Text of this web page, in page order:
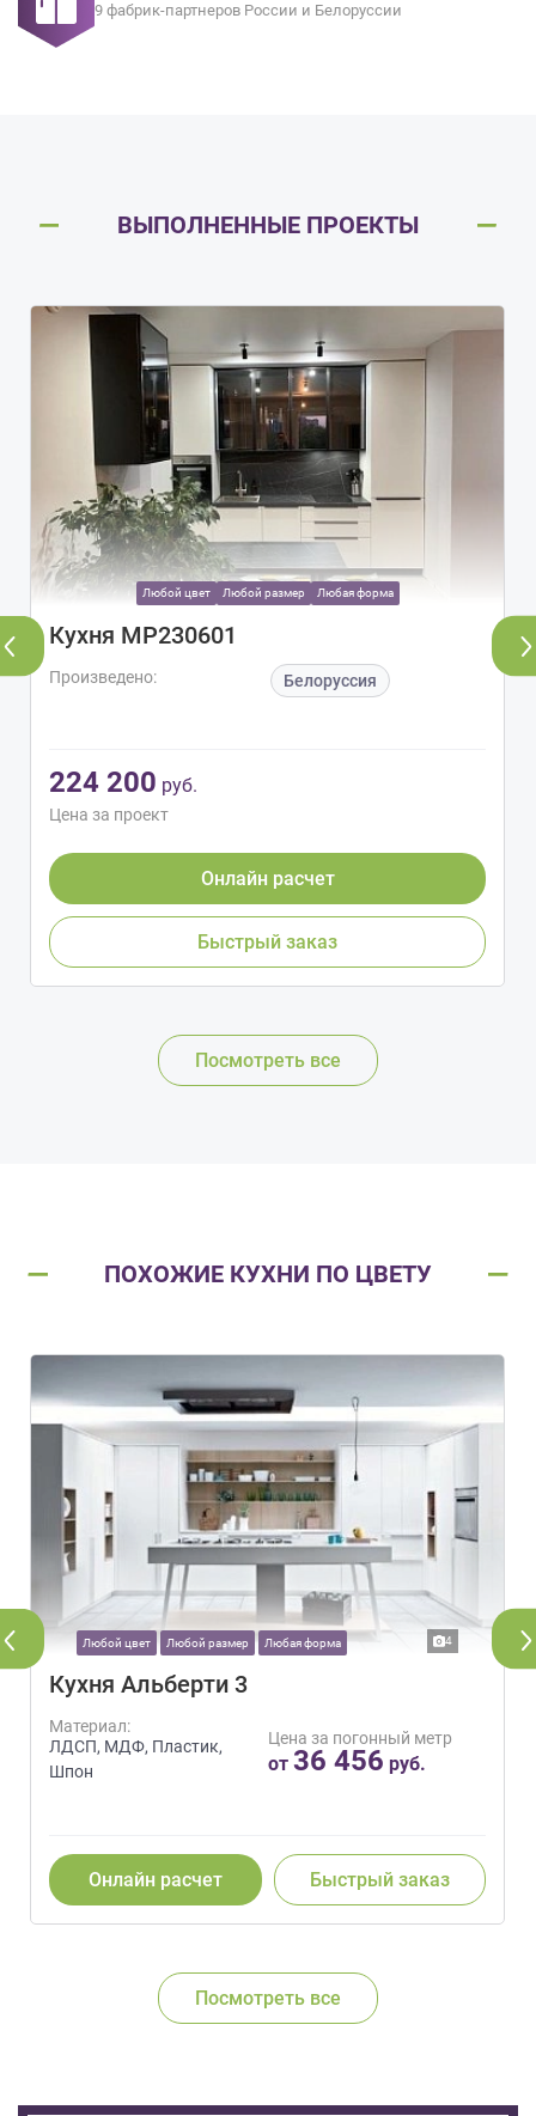
9 фабрик-партнеров России и Белоруссии
ВЫПОЛНЕННЫЕ ПРОЕКТЫ
Любой цвет Любой размер Любая форма
Кухня МР230601
Произведено: Белоруссия
224 200 руб.
Цена за проект
Онлайн расчет
Быстрый заказ
Посмотреть все
ПОХОЖИЕ КУХНИ ПО ЦВЕТУ
Любой цвет Любой размер Любая форма 4
Кухня Альберти 3
Материал:
ЛДСП, МДФ, Пластик,
Шпон
Цена за погонный метр
от 36 456 руб.
Онлайн расчет Быстрый заказ
Посмотреть все